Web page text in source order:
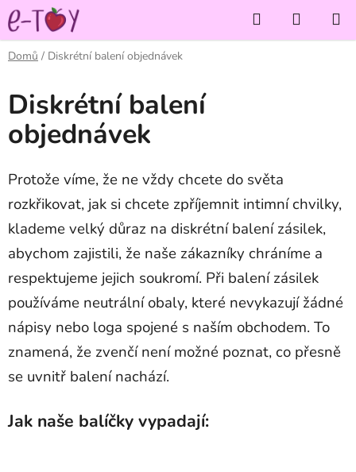
Přejít
na
obsah
Hledat
KOŠÍK
Domů / Diskrétní balení objednávek
Diskrétní balení
objednávek
Protože víme, že ne vždy chcete do světa
rozkřikovat, jak si chcete zpříjemnit intimní chvilky,
klademe velký důraz na diskrétní balení zásilek,
abychom zajistili, že naše zákazníky chráníme a
respektujeme jejich soukromí. Při balení zásilek
používáme neutrální obaly, které nevykazují žádné
nápisy nebo loga spojené s naším obchodem. To
znamená, že zvenčí není možné poznat, co přesně
se uvnitř balení nachází.
Jak naše balíčky vypadají: